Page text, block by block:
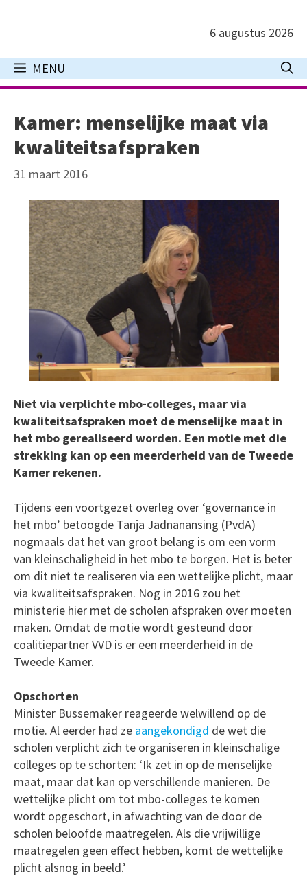
inhoud
6 augustus 2026
MENU
Kamer: menselijke maat via
kwaliteitsafspraken
31 maart 2016
Niet via verplichte mbo-colleges, maar via
kwaliteitsafspraken moet de menselijke maat in
het mbo gerealiseerd worden. Een motie met die
strekking kan op een meerderheid van de Tweede
Kamer rekenen.
Tijdens een voortgezet overleg over ‘governance in
het mbo’ betoogde Tanja Jadnanansing (PvdA)
nogmaals dat het van groot belang is om een vorm
van kleinschaligheid in het mbo te borgen. Het is beter
om dit niet te realiseren via een wettelijke plicht, maar
via kwaliteitsafspraken. Nog in 2016 zou het
ministerie hier met de scholen afspraken over moeten
maken. Omdat de motie wordt gesteund door
coalitiepartner VVD is er een meerderheid in de
Tweede Kamer.
Opschorten
Minister Bussemaker reageerde welwillend op de
motie. Al eerder had ze aangekondigd de wet die
scholen verplicht zich te organiseren in kleinschalige
colleges op te schorten: ‘Ik zet in op de menselijke
maat, maar dat kan op verschillende manieren. De
wettelijke plicht om tot mbo-colleges te komen
wordt opgeschort, in afwachting van de door de
scholen beloofde maatregelen. Als die vrijwillige
maatregelen geen effect hebben, komt de wettelijke
plicht alsnog in beeld.’